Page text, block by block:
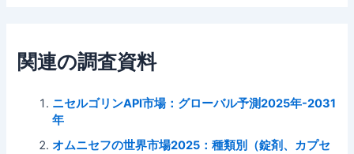
関連の調査資料
ニセルゴリンAPI市場：グローバル予測2025年-2031
年
オムニセフの世界市場2025：種類別（錠剤、カプセ